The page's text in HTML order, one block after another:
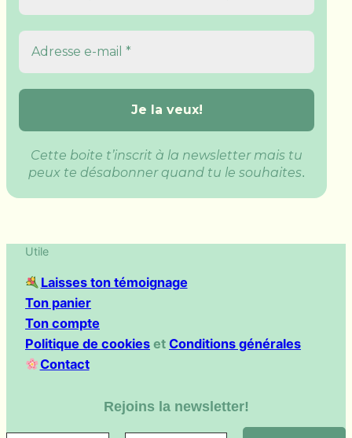
Cette boite t’inscrit à la newsletter mais tu
peux te désabonner quand tu le souhaites.
Utile
Laisses ton témoignage
Ton panier
Ton compte
Politique de cookies et Conditions générales
Contact
Rejoins la newsletter!